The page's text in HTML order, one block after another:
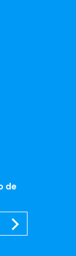
de